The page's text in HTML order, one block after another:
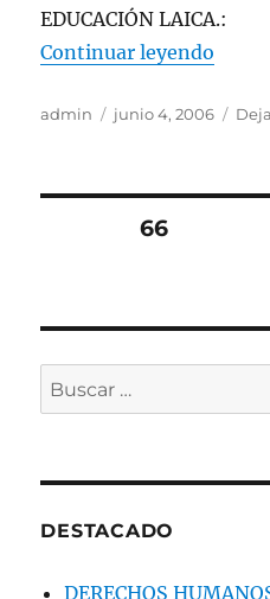
EDUCACIÓN LAICA.:
Continuar leyendo
Autor
admin
Publicado
junio 4, 2006
Paginación
entradas
PÁGINA66
Buscar
por:
DESTACADO
DERECHOS